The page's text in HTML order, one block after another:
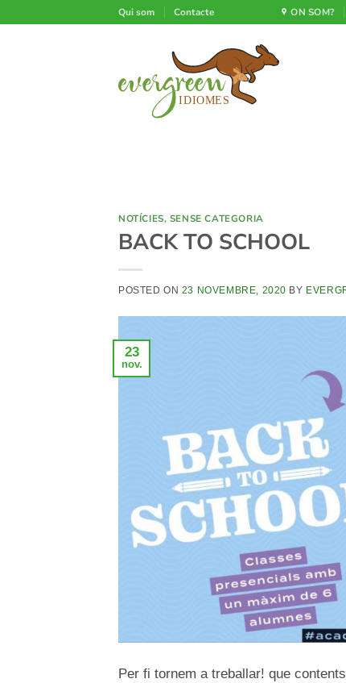
Qui som Contacte ON SOM?
NOTÍCIES, SENSE CATEGORIA
BACK TO SCHOOL
POSTED ON 23 NOVEMBRE, 2020 BY
23
nov.
Per fi tornem a treballar! que